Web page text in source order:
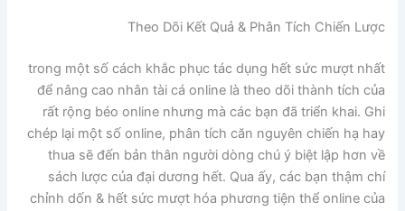
Theo Dõi Kết Quả & Phân Tích Chiến Lược
trong một số cách khắc phục tác dụng hết sức mượt nhất
để nâng cao nhân tài cá online là theo dõi thành tích của
rất rộng béo online nhưng mà các bạn đã triển khai. Ghi
chép lại một số online, phân tích căn nguyên chiến hạ hay
thua sẽ đến bản thân người dòng chú ý biệt lập hơn về
sách lược của đại dương hết. Qua ấy, các bạn thậm chí
chỉnh dốn & hết sức mượt hóa phương tiện thể online của